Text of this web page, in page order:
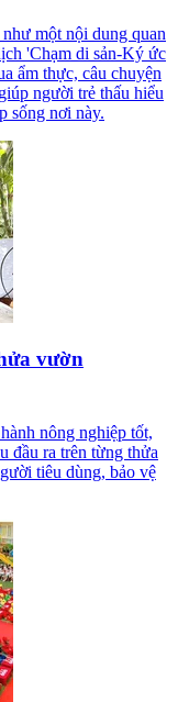
một nội dung quan
'Chạm di sản-Ký ức
ẩm thực, câu chuyện
người trẻ thấu hiểu
sống nơi này.
vườn
nông nghiệp tốt,
đầu ra trên từng thửa
tiêu dùng, bảo vệ